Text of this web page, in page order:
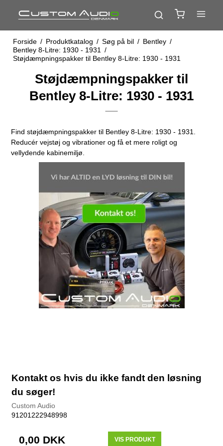
Forside / Produktkatalog / Søg på bil / Bentley /
Bentley 8-Litre: 1930 - 1931
/
Støjdæmpningspakker til Bentley 8-Litre: 1930 - 1931
Støjdæmpningspakker til
Bentley 8-Litre: 1930 - 1931
Find støjdæmpningspakker til Bentley 8-Litre: 1930 - 1931.
Reducér vejstøj og vibrationer og få et mere roligt og
vellydende kabinemiljø.
Kontakt os hvis du ikke fandt den løsning
du søger!
Custom Audio
91201222948998
0,00 DKK VIS PRODUKT